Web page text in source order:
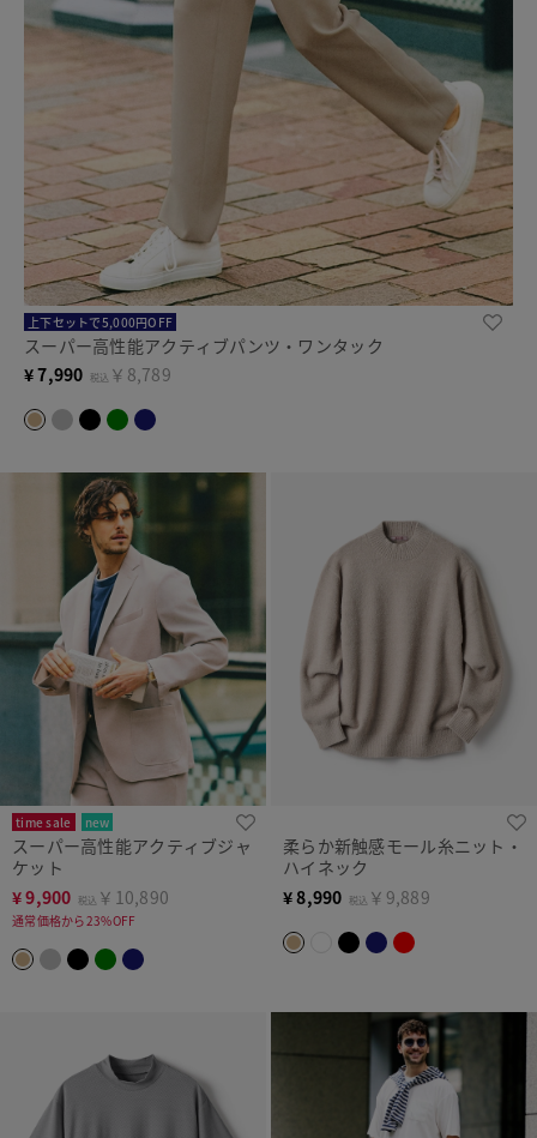
上下セットで5,000円OFF
スーパー高性能アクティブパンツ・ワンタック
¥7,990 税込 ￥8,789
time sale
new
上下セットで5,000円OFF
スーパー高性能アクティブジャ
ケット
¥9,900 税込 ￥10,890
通常価格から23%OFF
柔らか新触感モール糸ニット・
ハイネック
¥8,990 税込 ￥9,889